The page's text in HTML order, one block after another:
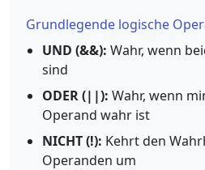
Grundlegende logische
UND (&&): Wahr, wenn
sind
ODER (||): Wahr, wenn
Operand wahr ist
NICHT (!): Kehrt den
Operanden um